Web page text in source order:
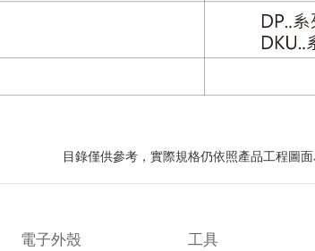
目錄僅供參考，實際規格仍依照產品工程圖
電子外殼 工具